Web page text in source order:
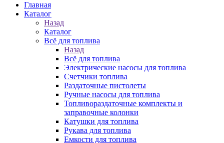
Главная
Каталог
Назад
Каталог
Всё для топлива
Назад
Всё для топлива
Электрические насосы для топлива
Счетчики топлива
Раздаточные пистолеты
Ручные насосы для топлива
Топливораздаточные комплекты и
заправочные колонки
Катушки для топлива
Рукава для топлива
Емкости для топлива